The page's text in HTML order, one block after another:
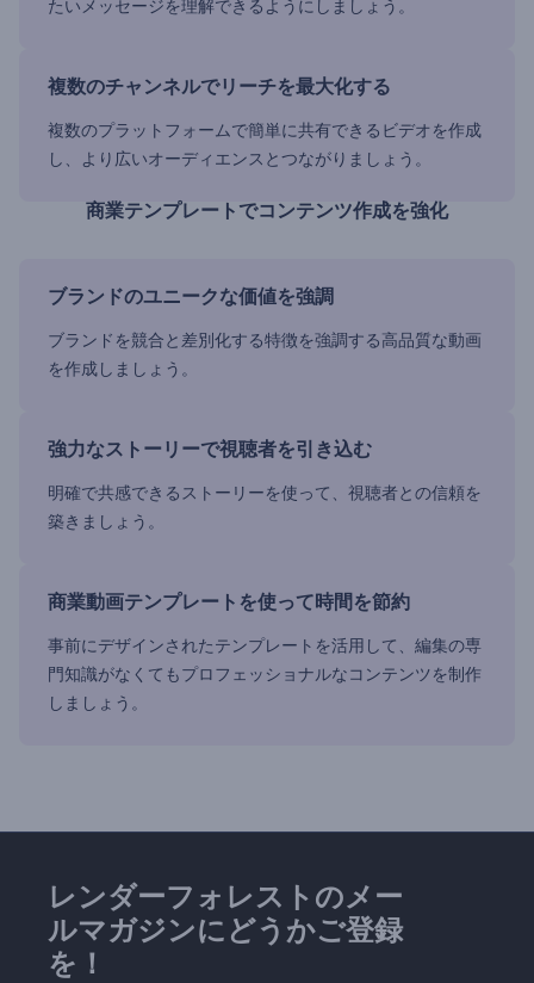
たいメッセージを理解できるようにしましょう。
複数のチャンネルでリーチを最大化する
複数のプラットフォームで簡単に共有できるビデオを作成
し、より広いオーディエンスとつながりましょう。
商業テンプレートでコンテンツ作成を強化
ブランドのユニークな価値を強調
ブランドを競合と差別化する特徴を強調する高品質な動画
を作成しましょう。
強力なストーリーで視聴者を引き込む
明確で共感できるストーリーを使って、視聴者との信頼を
築きましょう。
商業動画テンプレートを使って時間を節約
事前にデザインされたテンプレートを活用して、編集の専
門知識がなくてもプロフェッショナルなコンテンツを制作
しましょう。
レンダーフォレストのメー
ルマガジンにどうかご登録
を！